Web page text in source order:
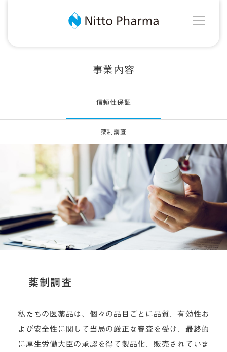
Nitto Pharma
事業内容
信頼性保証
薬制調査
薬制調査
私たちの医薬品は、個々の品目ごとに品質、有効性お
よび安全性に関して当局の厳正な審査を受け、最終的
に厚生労働大臣の承認を得て製品化、販売されていま